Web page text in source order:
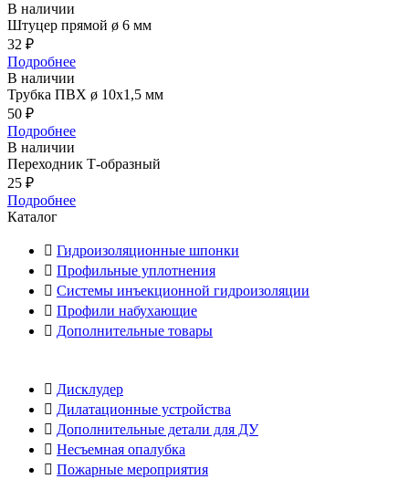
В наличии
Штуцер прямой ø 6 мм
32 ₽
Подробнее
В наличии
Трубка ПВХ ø 10х1,5 мм
50 ₽
Подробнее
В наличии
Переходник Т-образный
25 ₽
Подробнее
Каталог
Гидроизоляционные шпонки
Профильные уплотнения
Системы инъекционной гидроизоляции
Профили набухающие
Дополнительные товары
Дисклудер
Дилатационные устройства
Дополнительные детали для ДУ
Несъемная опалубка
Пожарные мероприятия